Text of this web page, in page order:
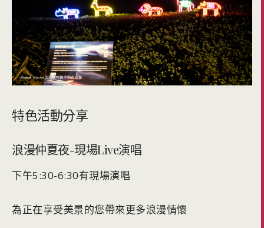
特色活動分享
浪漫仲夏夜-現場Live演唱
下午5:30-6:30有現場演唱
為正在享受美景的您帶來更多浪漫情懷